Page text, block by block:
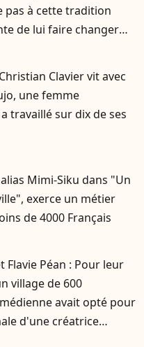
pas à cette tradition
de lui faire changer
Clavier vit avec
une femme
travaillé sur dix de ses
Mimi-Siku dans "Un
exerce un métier
de 4000 Français
Flavie Péan : Pour leur
village de 600
avait opté pour
d'une créatrice